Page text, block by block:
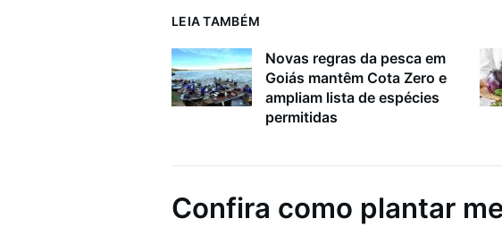
LEIA TAMBÉM
Novas regras da pesca em
Goiás mantêm Cota Zero e
ampliam lista de espécies
permitidas
Confira como plantar